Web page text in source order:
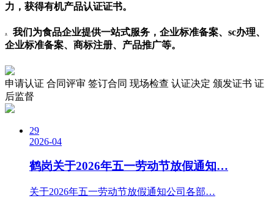
力，获得有机产品认证证书。
3.
我们为食品企业提供一站式服务，企业标准备案、sc办理、
企业标准备案、商标注册、产品推广等。
申请认证 合同评审 签订合同 现场检查 认证决定 颁发证书 证
后监督
29
2026-04
鹤岗关于2026年五一劳动节放假通知…
关于2026年五一劳动节放假通知公司各部…